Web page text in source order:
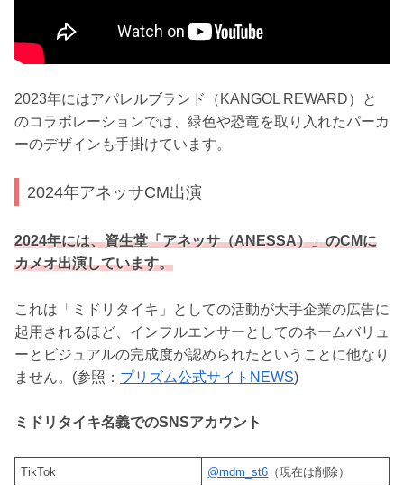
2023年にはアパレルブランド（KANGOL REWARD）と
のコラボレーションでは、緑色や恐竜を取り入れたパーカ
ーのデザインも手掛けています。
2024年アネッサCM出演
2024年には、資生堂「アネッサ（ANESSA）」のCMに
カメオ出演しています。
これは「ミドリタイキ」としての活動が大手企業の広告に
起用されるほど、インフルエンサーとしてのネームバリュ
ーとビジュアルの完成度が認められたということに他なり
ません。(参照： プリズム公式サイトNEWS)
ミドリタイキ名義でのSNSアカウント
TikTok @mdm_st6 （現在は削除）